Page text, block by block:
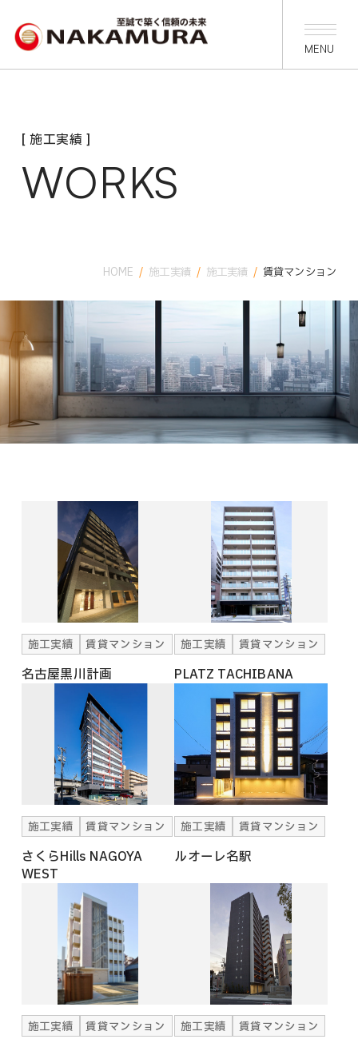
[ 施工実績 ]
WORKS
HOME / 施工実績 / 施工実績 / 賃貸マンション
施工実績 賃貸マンション
名古屋黒川計画
施工実績 賃貸マンション
PLATZ TACHIBANA
施工実績 賃貸マンション
さくらHills NAGOYA
WEST
施工実績 賃貸マンション
ルオーレ名駅
施工実績 賃貸マンション 施工実績 賃貸マンション